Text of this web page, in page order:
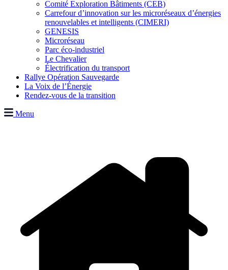
Comité Exploration Bâtiments (CEB)
Carrefour d’innovation sur les microréseaux d’énergies
renouvelables et intelligents (CIMERI)
GENESIS
Microréseau
Parc éco-industriel
Le Chevalier
Électrification du transport
Rallye Opération Sauvegarde
La Voix de l’Énergie
Rendez-vous de la transition
Menu